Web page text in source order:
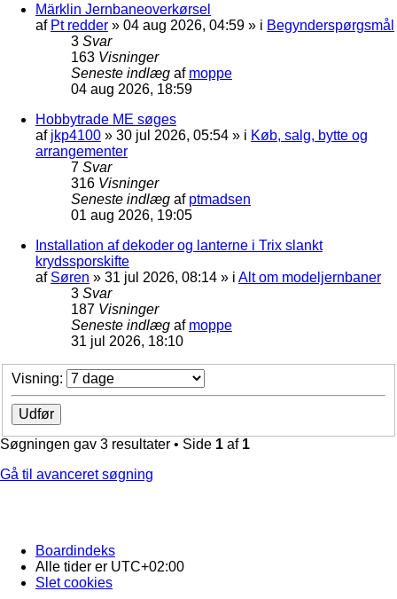
Märklin Jernbaneoverkørsel
af Pt redder » 04 aug 2026, 04:59 » i Begynderspørgsmål
3 Svar
163 Visninger
Seneste indlæg af moppe
04 aug 2026, 18:59
Hobbytrade ME søges
af jkp4100 » 30 jul 2026, 05:54 » i Køb, salg, bytte og
arrangementer
7 Svar
316 Visninger
Seneste indlæg af ptmadsen
01 aug 2026, 19:05
Installation af dekoder og lanterne i Trix slankt
krydssporskifte
af Søren » 31 jul 2026, 08:14 » i Alt om modeljernbaner
3 Svar
187 Visninger
Seneste indlæg af moppe
31 jul 2026, 18:10
Visning:
Søgningen gav 3 resultater • Side 1 af 1
Gå til avanceret søgning
Boardindeks
Alle tider er UTC+02:00
Slet cookies